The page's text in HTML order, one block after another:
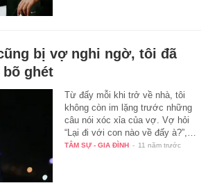
bị vợ nghi ngờ, tôi đã
ghét
Từ đấy mỗi khi trở về nhà, tôi
không còn im lặng trước những
câu nói xóc xỉa của vợ. Vợ hỏi
“Lại đi với con nào về đấy à?”,…
TÂM SỰ - GIA ĐÌNH - 11 năm trước